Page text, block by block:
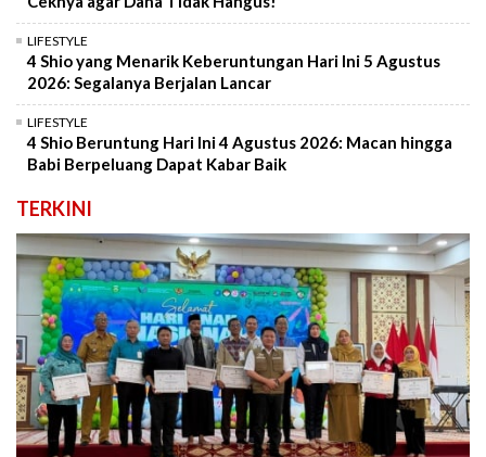
LIFESTYLE
4 Shio yang Menarik Keberuntungan Hari Ini 5 Agustus
2026: Segalanya Berjalan Lancar
LIFESTYLE
4 Shio Beruntung Hari Ini 4 Agustus 2026: Macan hingga
Babi Berpeluang Dapat Kabar Baik
TERKINI